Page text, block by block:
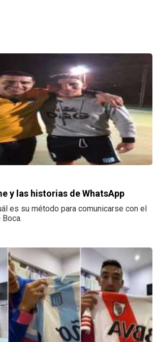
y las historias de WhatsApp
es su método para comunicarse con el